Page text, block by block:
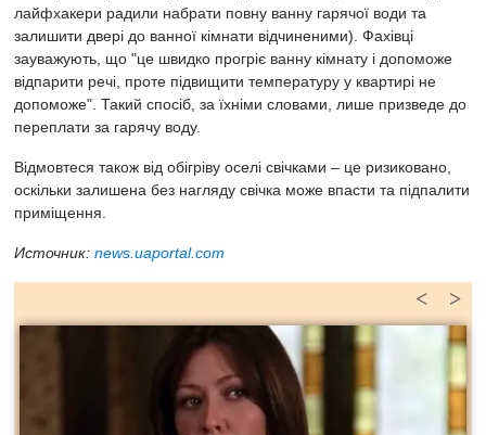
лайфхакери радили набрати повну ванну гарячої води та
залишити двері до ванної кімнати відчиненими). Фахівці
зауважують, що "це швидко прогріє ванну кімнату і допоможе
відпарити речі, проте підвищити температуру у квартирі не
допоможе". Такий спосіб, за їхніми словами, лише призведе до
переплати за гарячу воду.
Відмовтеся також від обігріву оселі свічками – це ризиковано,
оскільки залишена без нагляду свічка може впасти та підпалити
приміщення.
Источник: news.uaportal.com
>
<